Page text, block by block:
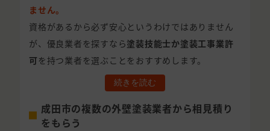
ません。
資格があるから必ず安心というわけではありません
が、優良業者を探すなら塗装技能士か塗装工事業許
可 を持つ業者を選ぶことをおすすめします。
続きを読む
成田市の複数の外壁塗装業者から相見積り
をもらう